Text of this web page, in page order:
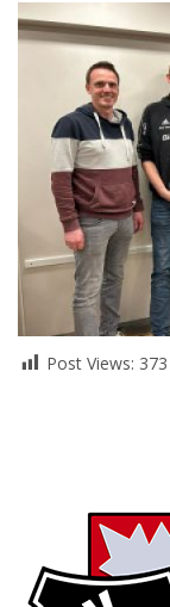
Post Views: 373